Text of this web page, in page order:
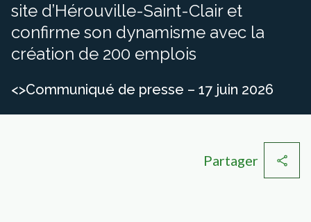
site d’Hérouville-Saint-Clair et
confirme son dynamisme avec la
création de 200 emplois
<>Communiqué de presse – 17 juin 2026
Partager